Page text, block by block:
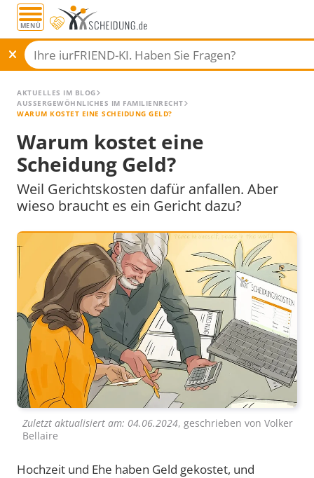
MENÜ
AKTUELLES IM BLOG
AUSSERGEWÖHNLICHES IM FAMILIENRECHT
WARUM KOSTET EINE SCHEIDUNG GELD?
Warum kostet eine
Scheidung Geld?
Weil Gerichtskosten dafür anfallen. Aber
wieso braucht es ein Gericht dazu?
Zuletzt aktualisiert am: 04.06.2024, geschrieben von Volker
Bellaire
Hochzeit und Ehe haben Geld gekostet, und